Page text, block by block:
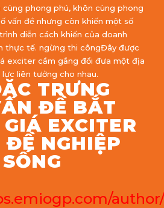
phong phú, khôn cùng phong
vấn đề nhưng còn khiến một số
diễn cách khiến của doanh
thực tế. ngừng thi côngĐây được
exciter cầm gắng đổi đưa một địa
liên tưởng cho nhau.
TRƯNG
ĐỀ BẮT
EXCITER
NGHIỆP